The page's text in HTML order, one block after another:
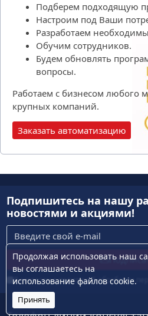
Подберем подходящую
Настроим под Ваши
Разработаем
Обучим сотрудников.
Будем обновлять
вопросы.
Работаем с бизнесом любого
крупных компаний.
Заказать автоматизацию
Подпишитесь на нашу
новостями и акциями!
Я согласен сполитикой обработки
Продолжая использовать наш
вы соглашаетесь на
использование файлов cookie.
Принять